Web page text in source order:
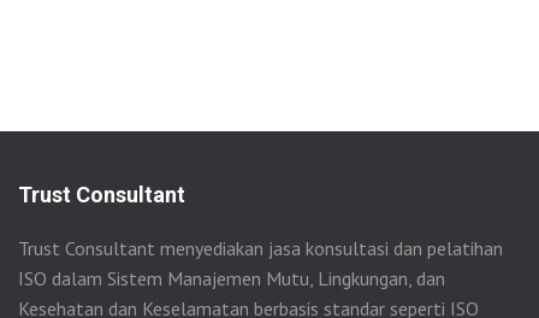
Trust Consultant
Trust Consultant menyediakan jasa konsultasi dan pelatihan
ISO dalam Sistem Manajemen Mutu, Lingkungan, dan
Kesehatan dan Keselamatan berbasis standar seperti ISO